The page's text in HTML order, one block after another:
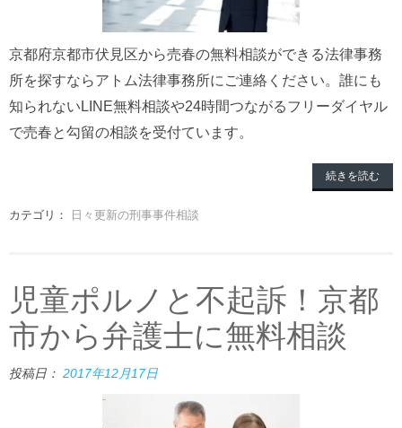
京都府京都市伏見区から売春の無料相談ができる法律事務
所を探すならアトム法律事務所にご連絡ください。誰にも
知られないLINE無料相談や24時間つながるフリーダイヤル
で売春と勾留の相談を受付ています。
続きを読む
カテゴリ： 日々更新の刑事事件相談
児童ポルノと不起訴！京都
市から弁護士に無料相談
投稿日： 2017年12月17日